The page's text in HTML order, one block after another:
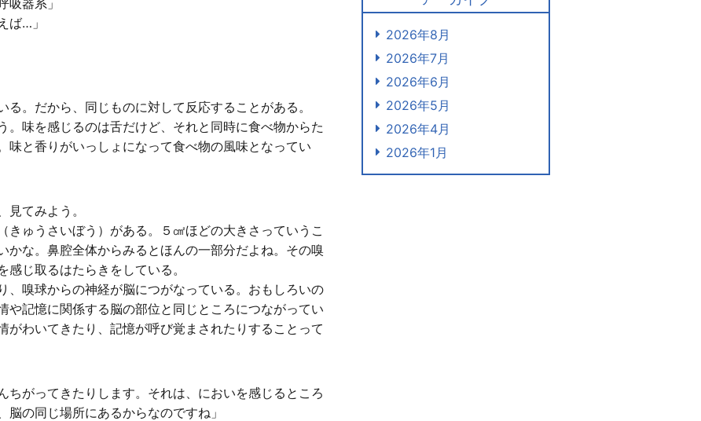
ば…」
。だから、同じものに対して反応することがある。
。味を感じるのは舌だけど、それと同時に食べ物からた
味と香りがいっしょになって食べ物の風味となってい
てみよう。
ゅうさいぼう）がある。５㎠ほどの大きさっていうこ
かな。鼻腔全体からみるとほんの一部分だよね。その嗅
じ取るはたらきをしている。
嗅球からの神経が脳につがなっている。おもしろいの
や記憶に関係する脳の部位と同じところにつながってい
がわいてきたり、記憶が呼び覚まされたりすることって
ちがってきたりします。それは、においを感じるところ
の同じ場所にあるからなのですね」
2026年8月
2026年7月
2026年6月
2026年5月
2026年4月
2026年1月